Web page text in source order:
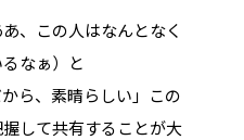
、この人はなんとなく
なぁ）と
ら、素晴らしい」この
して共有することが大